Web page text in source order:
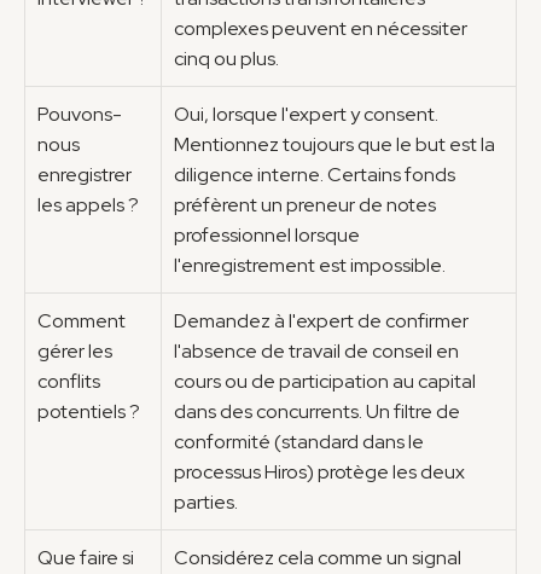
complexes peuvent en nécessiter
cinq ou plus.
Pouvons-
nous
enregistrer
les appels ?
Oui, lorsque l'expert y consent.
Mentionnez toujours que le but est la
diligence interne. Certains fonds
préfèrent un preneur de notes
professionnel lorsque
l'enregistrement est impossible.
Comment
gérer les
conflits
potentiels ?
Demandez à l'expert de confirmer
l'absence de travail de conseil en
cours ou de participation au capital
dans des concurrents. Un filtre de
conformité (standard dans le
processus Hiros) protège les deux
parties.
Que faire si
Considérez cela comme un signal